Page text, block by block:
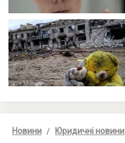
Новини Юридичні новини